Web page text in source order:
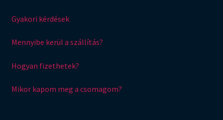
Gyakori kérdések
Mennyibe kerül a szállítás?
Hogyan fizethetek?
Mikor kapom meg a csomagom?